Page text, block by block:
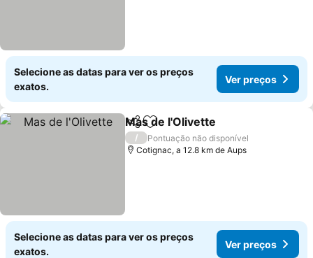
Selecione as datas para ver os preços
exatos.
Ver preços
PartilharAdicionar aos favoritos
Mas de l'Olivette
/
Pontuação não disponível
Cotignac, a 12.8 km de Aups
Selecione as datas para ver os preços
exatos.
Ver preços